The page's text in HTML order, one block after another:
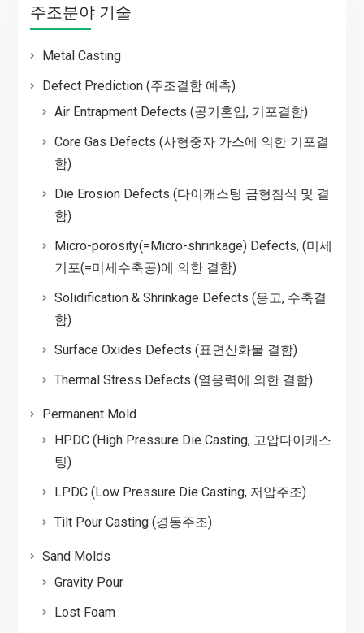
주조분야 기술
Metal Casting
Defect Prediction (주조결함 예측)
Air Entrapment Defects (공기혼입, 기포결함)
Core Gas Defects (사형중자 가스에 의한 기포결
함)
Die Erosion Defects (다이캐스팅 금형침식 및 결
함)
Micro-porosity(=Micro-shrinkage) Defects, (미세
기포(=미세수축공)에 의한 결함)
Solidification & Shrinkage Defects (응고, 수축결
함)
Surface Oxides Defects (표면산화물 결함)
Thermal Stress Defects (열응력에 의한 결함)
Permanent Mold
HPDC (High Pressure Die Casting, 고압다이캐스
팅)
LPDC (Low Pressure Die Casting, 저압주조)
Tilt Pour Casting (경동주조)
Sand Molds
Gravity Pour
Lost Foam